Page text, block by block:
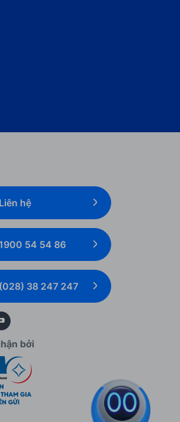
Liên hệ
54 54 86
(028) 38 247 247
bởi